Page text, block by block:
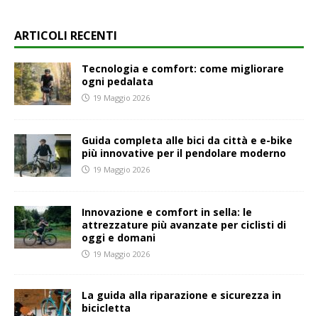
ARTICOLI RECENTI
Tecnologia e comfort: come migliorare
ogni pedalata
19 Maggio 2026
Guida completa alle bici da città e e-bike
più innovative per il pendolare moderno
19 Maggio 2026
Innovazione e comfort in sella: le
attrezzature più avanzate per ciclisti di
oggi e domani
19 Maggio 2026
La guida alla riparazione e sicurezza in
bicicletta